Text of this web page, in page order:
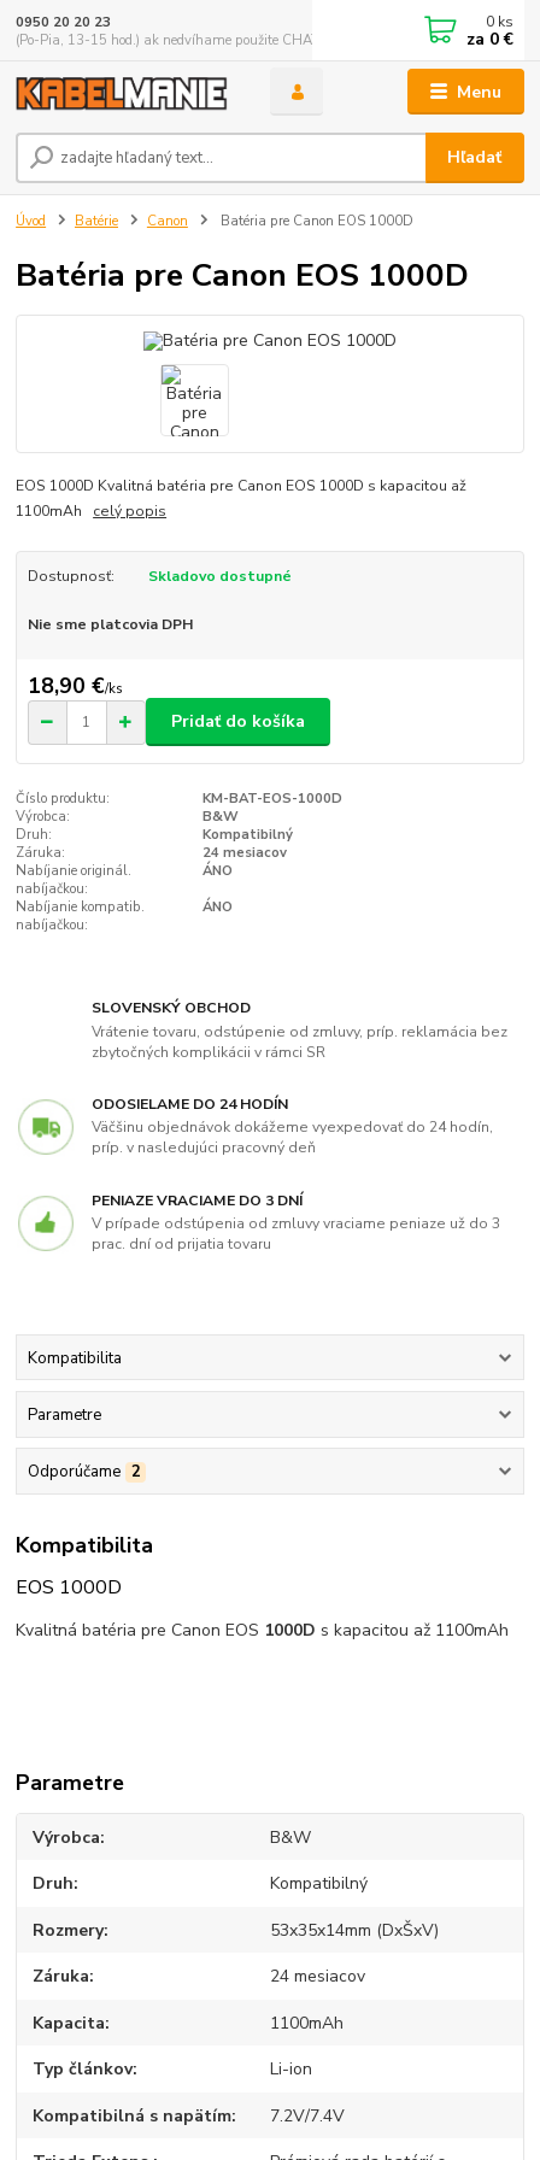
Menu
Hľadať
0950 20 20 23
(Po-Pia, 13-15 hod.) ak nedvíhame použite CHATBOX
0 ks
za 0 €
Úvod Batérie Canon Batéria pre Canon EOS 1000D
Batéria pre Canon EOS 1000D
EOS 1000D Kvalitná batéria pre Canon EOS 1000D s kapacitou až
1100mAh celý popis
Dostupnosť: Skladovo dostupné
Nie sme platcovia DPH
18,90 €/ks
Pridať do košíka
Číslo produktu:
KM-BAT-EOS-1000D
Výrobca:
B&W
Druh:
Kompatibilný
Záruka:
24 mesiacov
Nabíjanie originál.
nabíjačkou:
ÁNO
Nabíjanie kompatib.
nabíjačkou:
ÁNO
SLOVENSKÝ OBCHOD
Vrátenie tovaru, odstúpenie od zmluvy, príp. reklamácia bez
zbytočných komplikácii v rámci SR
ODOSIELAME DO 24 HODÍN
Väčšinu objednávok dokážeme vyexpedovať do 24 hodín,
príp. v nasledujúci pracovný deň
PENIAZE VRACIAME DO 3 DNÍ
V prípade odstúpenia od zmluvy vraciame peniaze už do 3
prac. dní od prijatia tovaru
Kompatibilita
Parametre
Odporúčame 2
Kompatibilita
EOS 1000D
Kvalitná batéria pre Canon EOS 1000D s kapacitou až 1100mAh
Parametre
Výrobca B&W
Druh Kompatibilný
Rozmery 53x35x14mm (DxŠxV)
Záruka 24 mesiacov
Kapacita 1100mAh
Typ článkov Li-ion
Kompatibilná s napätím 7.2V/7.4V